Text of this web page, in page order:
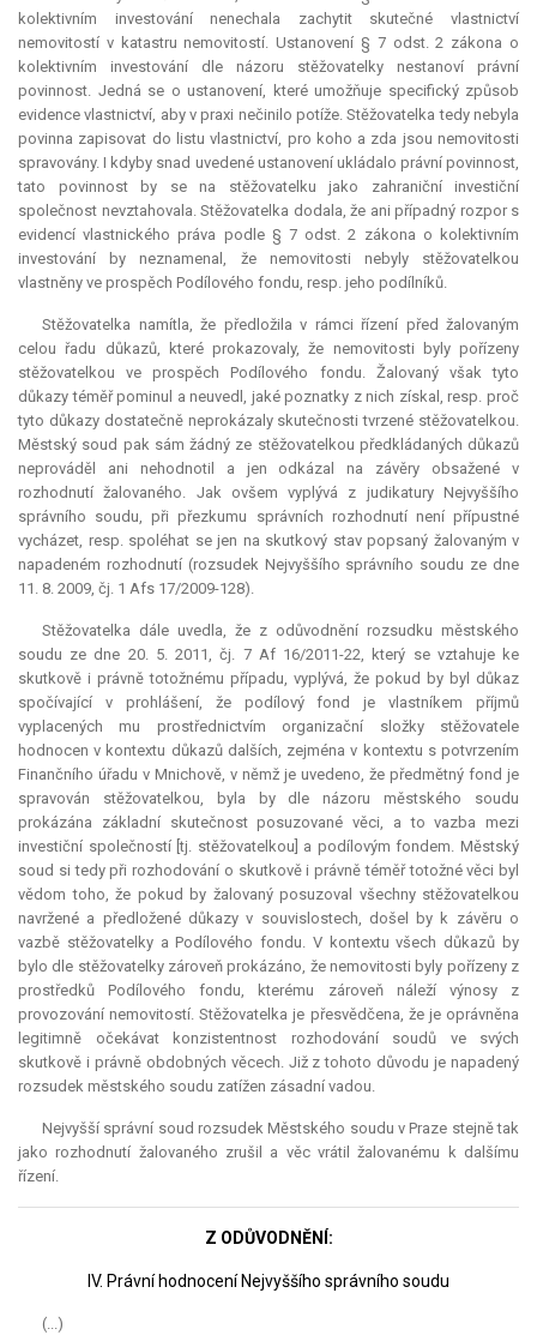
kolektivním investování nenechala zachytit skutečné vlastnictví
nemovitostí v katastru nemovitostí. Ustanovení § 7 odst. 2 zákona o
kolektivním investování dle názoru stěžovatelky nestanoví právní
povinnost. Jedná se o ustanovení, které umožňuje specifický způsob
evidence vlastnictví, aby v praxi nečinilo potíže. Stěžovatelka tedy nebyla
povinna zapisovat do listu vlastnictví, pro koho a zda jsou nemovitosti
spravovány. I kdyby snad uvedené ustanovení ukládalo právní povinnost,
tato povinnost by se na stěžovatelku jako zahraniční investiční
společnost nevztahovala. Stěžovatelka dodala, že ani případný rozpor s
evidencí vlastnického práva podle § 7 odst. 2 zákona o kolektivním
investování by neznamenal, že nemovitosti nebyly stěžovatelkou
vlastněny ve prospěch Podílového fondu, resp. jeho podílníků.
Stěžovatelka namítla, že předložila v rámci řízení před žalovaným
celou řadu důkazů, které prokazovaly, že nemovitosti byly pořízeny
stěžovatelkou ve prospěch Podílového fondu. Žalovaný však tyto
důkazy téměř pominul a neuvedl, jaké poznatky z nich získal, resp. proč
tyto důkazy dostatečně neprokázaly skutečnosti tvrzené stěžovatelkou.
Městský soud pak sám žádný ze stěžovatelkou předkládaných důkazů
neprováděl ani nehodnotil a jen odkázal na závěry obsažené v
rozhodnutí žalovaného. Jak ovšem vyplývá z judikatury Nejvyššího
správního soudu, při přezkumu správních rozhodnutí není přípustné
vycházet, resp. spoléhat se jen na skutkový stav popsaný žalovaným v
napadeném rozhodnutí (rozsudek Nejvyššího správního soudu ze dne
11. 8. 2009, čj. 1 Afs 17/2009-128).
Stěžovatelka dále uvedla, že z odůvodnění rozsudku městského
soudu ze dne 20. 5. 2011, čj. 7 Af 16/2011-22, který se vztahuje ke
skutkově i právně totožnému případu, vyplývá, že pokud by byl důkaz
spočívající v prohlášení, že podílový fond je vlastníkem příjmů
vyplacených mu prostřednictvím organizační složky stěžovatele
hodnocen v kontextu důkazů dalších, zejména v kontextu s potvrzením
Finančního úřadu v Mnichově, v němž je uvedeno, že předmětný fond je
spravován stěžovatelkou, byla by dle názoru městského soudu
prokázána základní skutečnost posuzované věci, a to vazba mezi
investiční společností [tj. stěžovatelkou] a podílovým fondem. Městský
soud si tedy při rozhodování o skutkově i právně téměř totožné věci byl
vědom toho, že pokud by žalovaný posuzoval všechny stěžovatelkou
navržené a předložené důkazy v souvislostech, došel by k závěru o
vazbě stěžovatelky a Podílového fondu. V kontextu všech důkazů by
bylo dle stěžovatelky zároveň prokázáno, že nemovitosti byly pořízeny z
prostředků Podílového fondu, kterému zároveň náleží výnosy z
provozování nemovitostí. Stěžovatelka je přesvědčena, že je oprávněna
legitimně očekávat konzistentnost rozhodování soudů ve svých
skutkově i právně obdobných věcech. Již z tohoto důvodu je napadený
rozsudek městského soudu zatížen zásadní vadou.
Nejvyšší správní soud rozsudek Městského soudu v Praze stejně tak
jako rozhodnutí žalovaného zrušil a věc vrátil žalovanému k dalšímu
řízení.
Z ODŮVODNĚNÍ:
IV. Právní hodnocení Nejvyššího správního soudu
(...)